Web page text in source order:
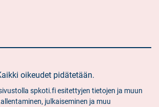
oikeudet pidätetään.
spkoti.fi esitettyjen tietojen ja muun
julkaiseminen ja muu